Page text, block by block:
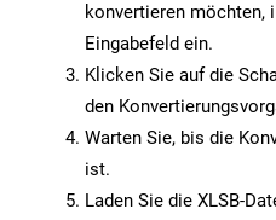
konvertieren möchten,
Eingabefeld ein.
Klicken Sie auf die
den
Warten Sie, bis die
ist.
Laden Sie die XLSB-